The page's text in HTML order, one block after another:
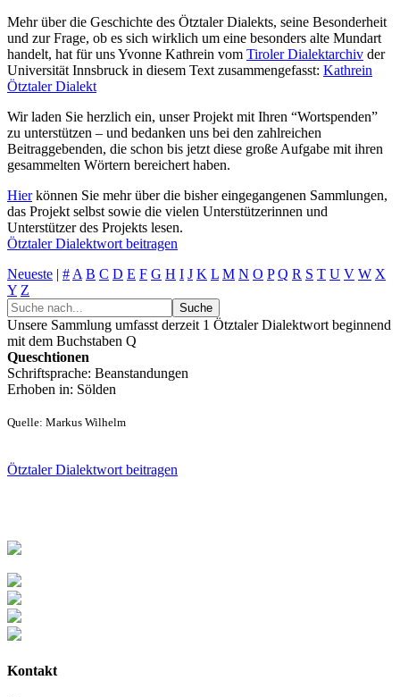
Mehr über die Geschichte des Ötztaler Dialekts, seine Besonderheit
und zur Frage, ob es sich wirklich um eine besonders alte Mundart
handelt, hat für uns Yvonne Kathrein vom Tiroler Dialektarchiv der
Universität Innsbruck in diesem Text zusammengefasst: Kathrein
Ötztaler Dialekt
Wir laden Sie herzlich ein, unser Projekt mit Ihren “Wortspenden”
zu unterstützen – und bedanken uns bei den zahlreichen
Beitraggebenden, die schon bis jetzt diese große Aufgabe mit ihren
gesammelten Wörtern bereichert haben.
Hierkönnen Sie mehr über die bisher eingegangenen Sammlungen,
das Projekt selbst sowie die vielen Unterstützerinnen und
Unterstützer des Projekts lesen.
Ötztaler Dialektwort beitragen
Neueste | # A B C D E F G H I J K L M N O P Q R S T U V W X
Y Z
Unsere Sammlung umfasst derzeit 1 Ötztaler Dialektwort beginnend
mit dem Buchstaben Q
Queschtionen
Schriftsprache: Beanstandungen
Erhoben in: Sölden
Quelle: Markus Wilhelm
Ötztaler Dialektwort beitragen
Kontakt